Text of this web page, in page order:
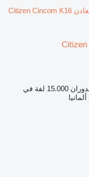
مخرطة المعادن Citizen Cincom K16
15.000 لفة في
ألمانيا